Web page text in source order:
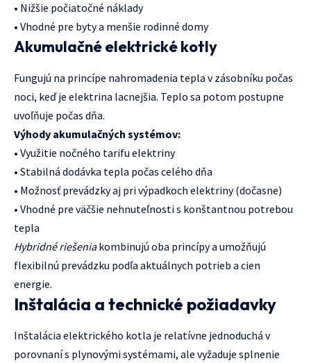
• Nižšie počiatočné náklady
• Vhodné pre byty a menšie rodinné domy
Akumulačné elektrické kotly
Fungujú na princípe nahromadenia tepla v zásobníku počas
noci, keď je elektrina lacnejšia. Teplo sa potom postupne
uvoľňuje počas dňa.
Výhody akumulačných systémov:
• Využitie nočného tarifu elektriny
• Stabilná dodávka tepla počas celého dňa
• Možnosť prevádzky aj pri výpadkoch elektriny (dočasne)
• Vhodné pre väčšie nehnuteľnosti s konštantnou potrebou
tepla
Hybridné riešeniakombinujú oba princípy a umožňujú
flexibilnú prevádzku podľa aktuálnych potrieb a cien
energie.
Inštalácia a technické požiadavky
Inštalácia elektrického kotla je relatívne jednoduchá v
porovnaní s plynovými systémami, ale vyžaduje splnenie